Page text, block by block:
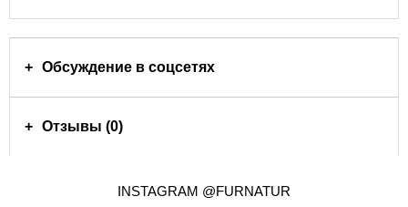
Обсуждение в соцсетях
Отзывы (0)
INSTAGRAM @FURNATUR